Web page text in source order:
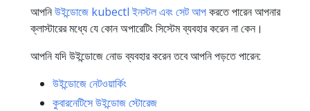
আপনিউইন্ডোজে kubectl ইনস্টল এবং সেট আপকরতে পারেন আপনার
ক্লাস্টারের মধ্যে যে কোন অপারেটিং সিস্টেম ব্যবহার করেন না কেন।
আপনি যদি উইন্ডোজে নোড ব্যবহার করেন তবে আপনি পড়তে পারেন:
উইন্ডোজে নেটওয়ার্কিং
কুবারনেটিসে উইন্ডোজ স্টোরেজ